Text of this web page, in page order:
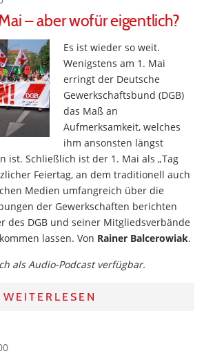
– aber wofür eigentlich?
Es ist wieder so weit.
Wenigstens am 1. Mai
erringt der Deutsche
Gewerkschaftsbund (DGB)
das Maß an
Aufmerksamkeit, welches
ihm ansonsten längst
ist. Schließlich ist der 1. Mai als „Tag
Feiertag, an dem traditionell auch
Medien umfangreich über die
der Gewerkschaften berichten
des DGB und seiner Mitgliedsverbände
lassen. Von Rainer Balcerowiak.
als Audio-Podcast verfügbar.
WEITERLESEN